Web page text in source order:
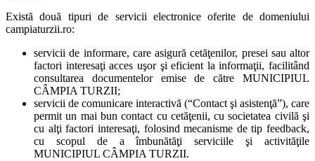
Există două tipuri de servicii electronice oferite de domeniului
campiaturzii.ro:
servicii de informare, care asigură cetăţenilor, presei sau altor
factori interesaţi acces uşor şi eficient la informaţii, facilitând
consultarea documentelor emise de către MUNICIPIUL
CÂMPIA TURZII;
servicii de comunicare interactivă (“Contact şi asistenţă”), care
permit un mai bun contact cu cetăţenii, cu societatea civilă şi
cu alţi factori interesaţi, folosind mecanisme de tip feedback,
cu scopul de a îmbunătăţi serviciile şi activităţile
MUNICIPIUL CÂMPIA TURZII.